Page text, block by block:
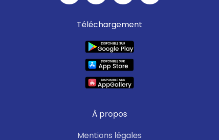
Téléchargement
À propos
Mentions légales